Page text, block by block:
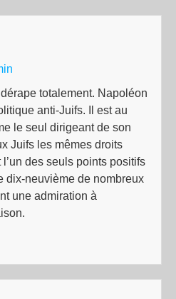
totalement. Napoléon
anti-Juifs. Il est au
le seul dirigeant de son
Juifs les mêmes droits
l’un des seuls points positifs
dix-neuvième de nombreux
une admiration à